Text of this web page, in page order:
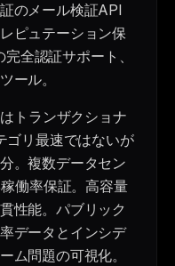
のメール検証API
ピュテーション保
全認証サポート、
ール。
トランザクショナ
ゴリ最速ではないが
。複数データセン
働率保証。高容量
性能。パブリック
データとインシデ
ム問題の可視化。